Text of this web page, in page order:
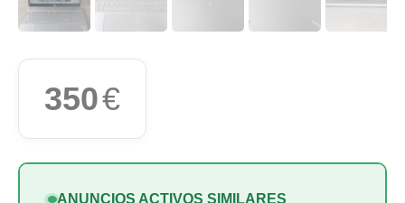
350€
ANUNCIOS ACTIVOS SIMILARES